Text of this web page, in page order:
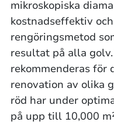
mikroskopiska
kostnadseffektiv
rengöringsmetod
resultat på alla
rekommenderas för
renovation av olika
röd har under
på upp till 10,000